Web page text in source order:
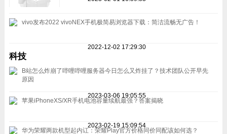
vivo发布2022 vivoNEX手机极简易浏览器下载：简洁流畅无广告！
2022-12-02 17:29:30
科技
B站怎么炸崩了哔哩哔哩服务器今日怎么又炸挂了？技术团队公开早先
原因
2023-03-06 19:05:55
苹果iPhoneXS/XR手机电池容量续航最强？答案揭晓
2023-02-19 15:09:54
华为荣耀两款机型起内讧：荣耀Play官方价格同价同配该如何选？